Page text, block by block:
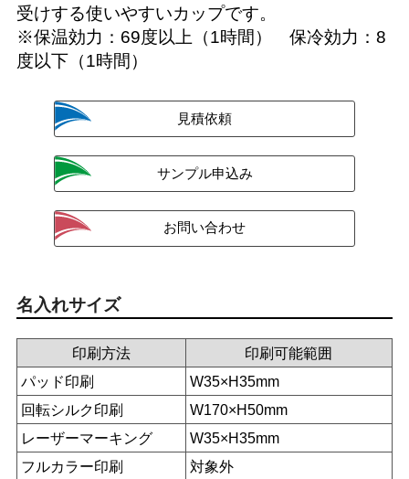
受けする使いやすいカップです。
※保温効力：69度以上（1時間） 保冷効力：8
度以下（1時間）
名入れサイズ
印刷方法
印刷可能範囲
パッド印刷
W35×H35mm
回転シルク印刷
W170×H50mm
レーザーマーキング
W35×H35mm
フルカラー印刷
対象外